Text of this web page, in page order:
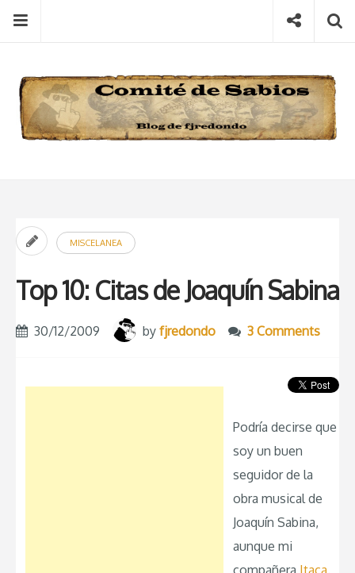
content
Menu
then
press
enter
Type your search keyword, and press enter to search
Social
MISCELANEA
Top 10: Citas de Joaquín Sabina
30/12/2009 by fjredondo 3 Comments
Podría decirse que
soy un buen
seguidor de la
obra musical de
Joaquín Sabina,
aunque mi
compañera Itaca,